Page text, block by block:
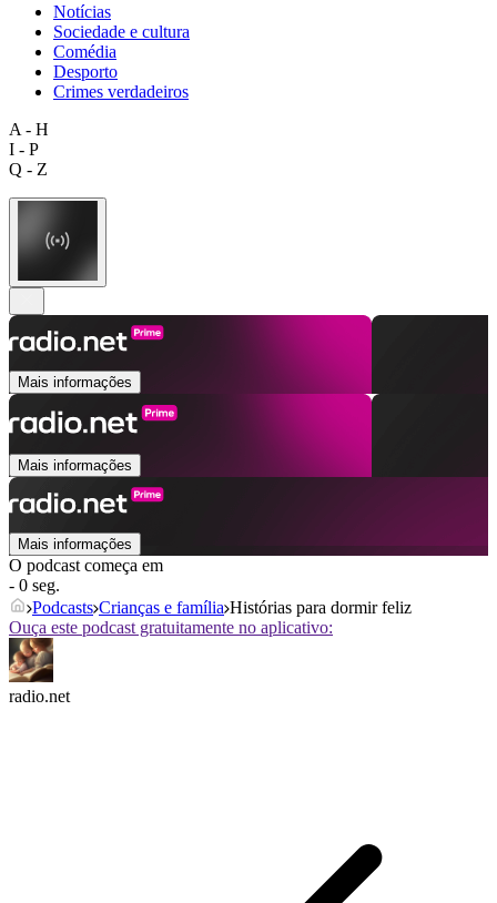
Notícias
Sociedade e cultura
Comédia
Desporto
Crimes verdadeiros
A - H
I - P
Q - Z
Mais informações
Mais informações
Mais informações
O podcast começa em
- 0 seg.
Podcasts Crianças e família Histórias para dormir feliz
Ouça este podcast gratuitamente no aplicativo:
radio.net